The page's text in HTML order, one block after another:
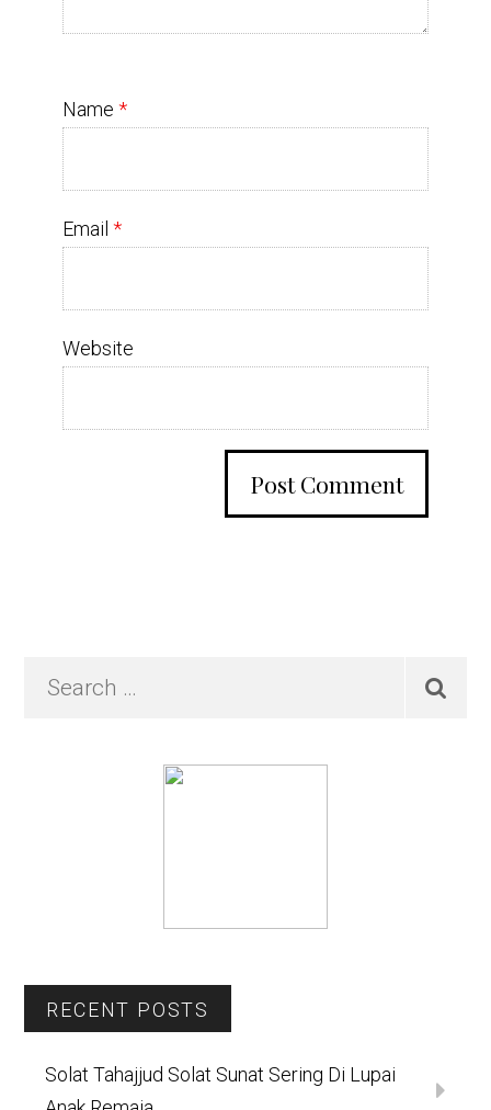
Name*
Email*
Website
Primary
RECENT POSTS
Solat Tahajjud Solat Sunat Sering Di Lupai